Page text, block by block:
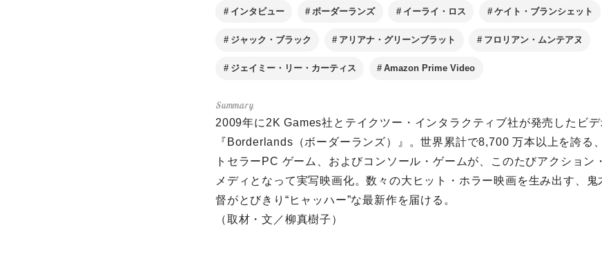
インタビュー ボーダーランズ イーライ・ロス ケイト・ブランシェット
ジャック・ブラック アリアナ・グリーンブラット フロリアン・ムンテアヌ
ジェイミー・リー・カーティス Amazon Prime Video
2009年に2K Games社とテイクツー・インタラクティブ社が発売したビデ
『Borderlands（ボーダーランズ）』。世界累計で8,700 万本以上を誇る
トセラーPC ゲーム、およびコンソール・ゲームが、このたびアクション
メディとなって実写映画化。数々の⼤ヒット・ホラー映画を⽣み出す、
督がとびきり“ヒャッハー”な最新作を届ける。
（取材・文／柳真樹子）